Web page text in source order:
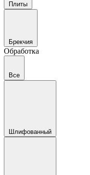
Плиты
Брекчия
Обработка
Все
Шлифованный